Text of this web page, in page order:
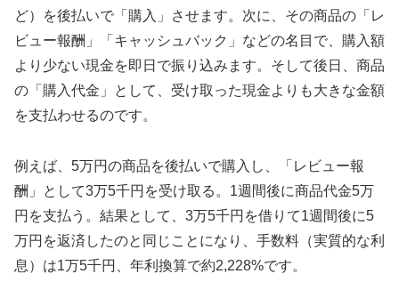
ど）を後払いで「購入」させます。次に、その商品の「レ
ビュー報酬」「キャッシュバック」などの名目で、購入額
より少ない現金を即日で振り込みます。そして後日、商品
の「購入代金」として、受け取った現金よりも大きな金額
を支払わせるのです。
例えば、5万円の商品を後払いで購入し、「レビュー報
酬」として3万5千円を受け取る。1週間後に商品代金5万
円を支払う。結果として、3万5千円を借りて1週間後に5
万円を返済したのと同じことになり、手数料（実質的な利
息）は1万5千円、年利換算で約2,228%です。